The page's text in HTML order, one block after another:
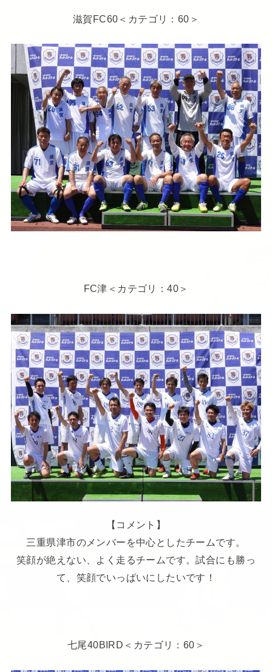
滋賀FC60＜カテゴリ：60＞
FC津＜カテゴリ：40＞
【コメント】
三重県津市のメンバーを中心としたチームです。
笑顔が絶えない、よく走るチームです。試合にも勝っ
て、笑顔でいっぱいにしたいです！
七尾40BIRD＜カテゴリ：60＞